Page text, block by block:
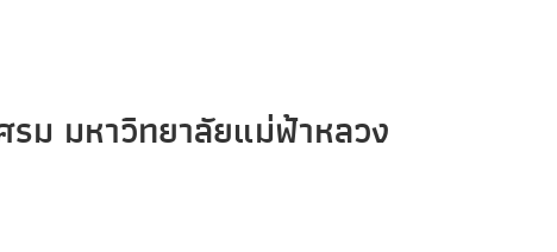
รม มหาวิทยาลัยแม่ฟ้าหลวง